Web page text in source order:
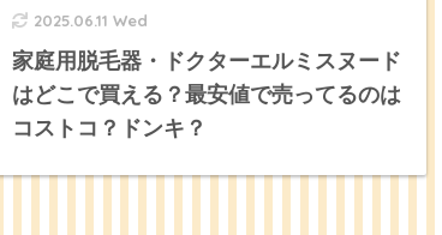
2025.06.11 Wed
家庭用脱毛器・ドクターエルミスヌード
はどこで買える？最安値で売ってるのは
コストコ？ドンキ？